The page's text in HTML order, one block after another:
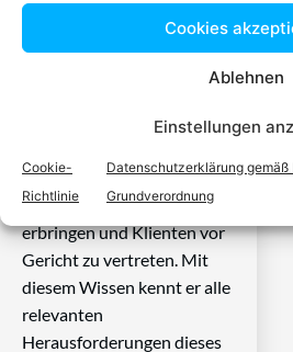
Cookies
Ablehnen
Einstellungen
Cookie-
Richtlinie
Datenschutzerklärung
Grundverordnung
Ein zugelassener Anwalt /
eine zugelassen Anwältin ist
dafür da, über Rechtsfragen
Gericht zu vertreten. Es ist
Dienstleistungen im Bereich
der Rechtsberatung zu
erbringen und Klienten vor
Gericht zu vertreten. Mit
diesem Wissen kennt er alle
relevanten
Herausforderungen dieses